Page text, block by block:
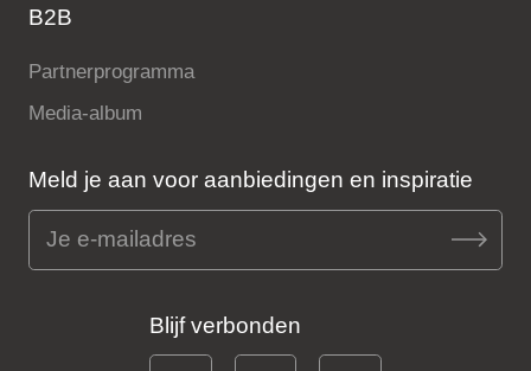
B2B
Partnerprogramma
Media-album
Meld je aan voor aanbiedingen en inspiratie
Blijf verbonden